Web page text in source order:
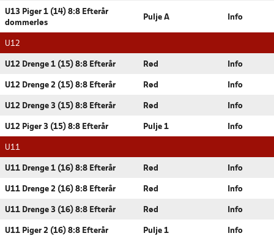
U13 Piger 1 (14) 8:8 Efterår
dommerløs
Pulje A Info
U12
U12 Drenge 1 (15) 8:8 Efterår Rød Info
U12 Drenge 2 (15) 8:8 Efterår Rød Info
U12 Drenge 3 (15) 8:8 Efterår Rød Info
U12 Piger 3 (15) 8:8 Efterår Pulje 1 Info
U11
U11 Drenge 1 (16) 8:8 Efterår Rød Info
U11 Drenge 2 (16) 8:8 Efterår Rød Info
U11 Drenge 3 (16) 8:8 Efterår Rød Info
U11 Piger 2 (16) 8:8 Efterår Pulje 1 Info